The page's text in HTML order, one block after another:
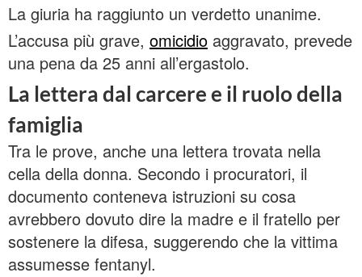
La giuria ha raggiunto un verdetto unanime.
L’accusa più grave, omicidio aggravato, prevede
una pena da 25 anni all’ergastolo.
La lettera dal carcere e il ruolo della
famiglia
Tra le prove, anche una lettera trovata nella
cella della donna. Secondo i procuratori, il
documento conteneva istruzioni su cosa
avrebbero dovuto dire la madre e il fratello per
sostenere la difesa, suggerendo che la vittima
assumesse fentanyl.